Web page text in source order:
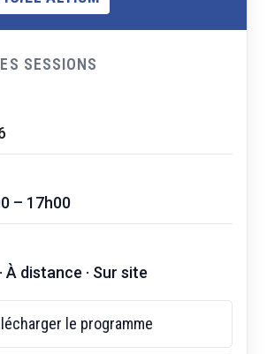
SESSIONS
– 17h00
À distance · Sur site
le programme